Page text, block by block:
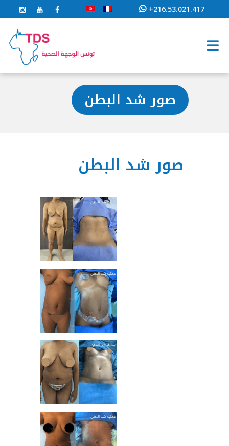
+216.53.021.417
صور شد البطن
صور شد البطن